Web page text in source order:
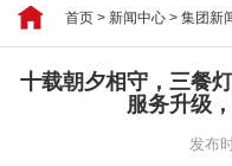
首页 > 新闻中心 > 集团新
十载朝夕相守，三餐
服务升级
发布